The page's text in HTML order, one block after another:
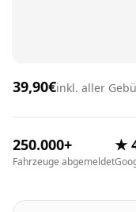
39,90€inkl. aller
250.000+
Fahrzeuge abgemeldet
★